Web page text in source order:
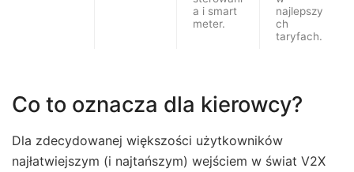
a i smart
meter.
najlepszy
ch
taryfach.
Co to oznacza dla kierowcy?
Dla zdecydowanej większości użytkowników
najłatwiejszym (i najtańszym) wejściem w świat V2X